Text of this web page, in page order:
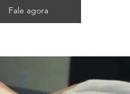
Fale agora